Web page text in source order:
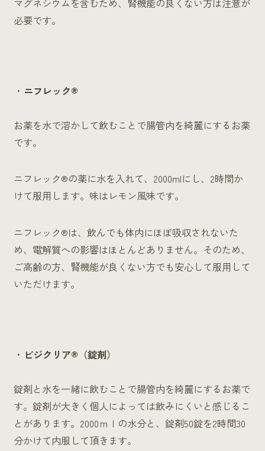
必要です。
ニフレック®
お薬を水で溶かして飲むことで腸管内を綺麗にするお薬
です。
ニフレック®の薬に水を入れて、2000mlにし、2時間か
けて服用します。味はレモン風味です。
ニフレック®は、飲んでも体内にほぼ吸収されないた
め、電解質への影響はほとんどありません。そのため、
ご高齢の方、腎機能が良くない方でも安心して服用して
いただけます。
ビジクリア®（錠剤）
錠剤と水を一緒に飲むことで腸管内を綺麗にするお薬で
す。錠剤が大きく個人によっては飲みにくいと感じるこ
とがあります。2000ｍｌの水分と、錠剤50錠を2時間30
分かけて内服して頂きます。